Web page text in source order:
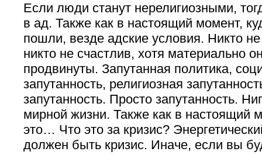
Если люди станут нерелигиозными,
в ад. Также как в настоящий момент,
пошли, везде адские условия. Никто
никто не счастлив, хотя материально
продвинуты. Запутанная политика,
запутанность, религиозная
запутанность. Просто запутанность.
мирной жизни. Также как в настоящий
это… Что это за кризис?
должен быть кризис. Иначе, если вы